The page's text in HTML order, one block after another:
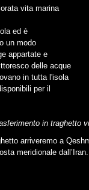
vita marina
ed è
un modo
appartate e
delle acque
in tutta l'isola
per il
in traghetto
arriveremo a
meridionale